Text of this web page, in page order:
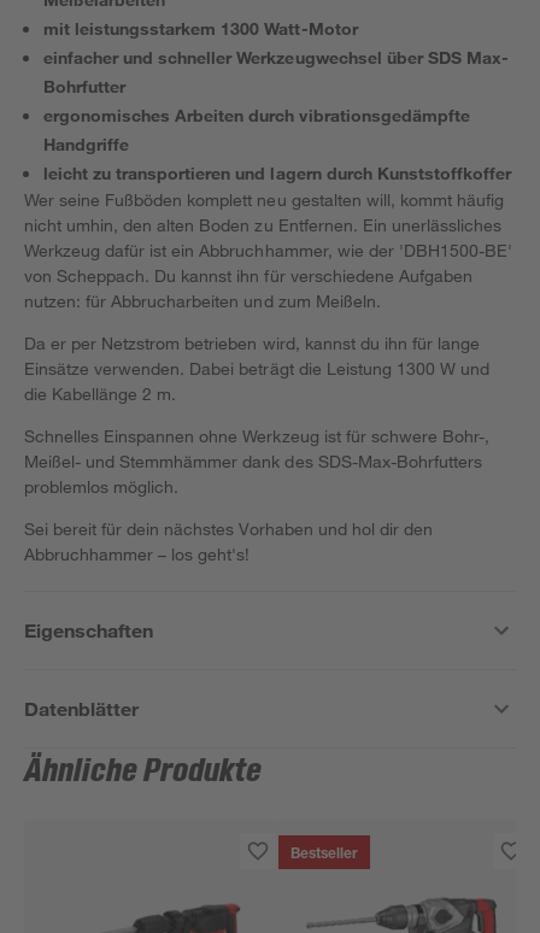
mit leistungsstarkem 1300 Watt-Motor
einfacher und schneller Werkzeugwechsel über SDS Max-
Bohrfutter
ergonomisches Arbeiten durch vibrationsgedämpfte
Handgriffe
leicht zu transportieren und lagern durch Kunststoffkoffer
Wer seine Fußböden komplett neu gestalten will, kommt häufig
nicht umhin, den alten Boden zu Entfernen. Ein unerlässliches
Werkzeug dafür ist ein Abbruchhammer, wie der 'DBH1500-BE'
von Scheppach. Du kannst ihn für verschiedene Aufgaben
nutzen: für Abbrucharbeiten und zum Meißeln.
Da er per Netzstrom betrieben wird, kannst du ihn für lange
Einsätze verwenden. Dabei beträgt die Leistung 1300 W und
die Kabellänge 2 m.
Schnelles Einspannen ohne Werkzeug ist für schwere Bohr-,
Meißel- und Stemmhämmer dank des SDS-Max-Bohrfutters
problemlos möglich.
Sei bereit für dein nächstes Vorhaben und hol dir den
Abbruchhammer – los geht's!
Eigenschaften
Datenblätter
Ähnliche Produkte
Bestseller